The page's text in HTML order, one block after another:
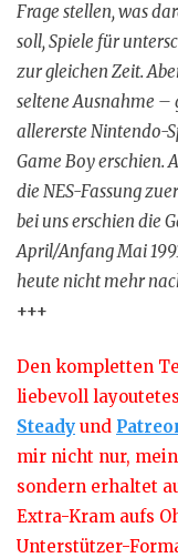
Frage stellen, was
soll, Spiele für
zur gleichen Zeit.
seltene Ausnahme –
allererste Nintendo-
Game Boy erschien.
die NES-Fassung
bei uns erschien die
April/Anfang Mai
heute nicht mehr
+++
Den kompletten
liebevoll
Steady und
mir nicht nur,
sondern erhaltet
Extra-Kram aufs
Unterstützer-